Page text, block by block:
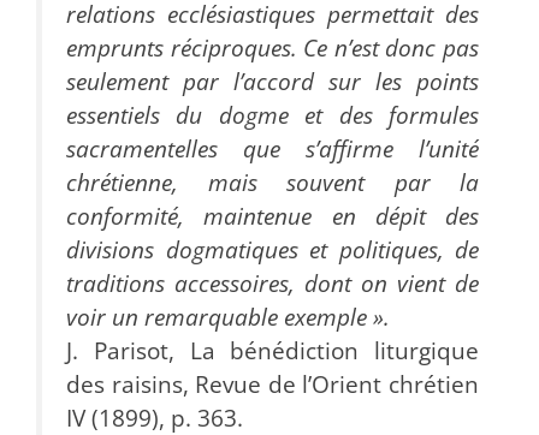
relations ecclésiastiques permettait des
emprunts réciproques. Ce n’est donc pas
seulement par l’accord sur les points
essentiels du dogme et des formules
sacramentelles que s’affirme l’unité
chrétienne, mais souvent par la
conformité, maintenue en dépit des
divisions dogmatiques et politiques, de
traditions accessoires, dont on vient de
voir un remarquable exemple ».
J. Parisot, La bénédiction liturgique
des raisins, Revue de l’Orient chrétien
IV (1899), p. 363.